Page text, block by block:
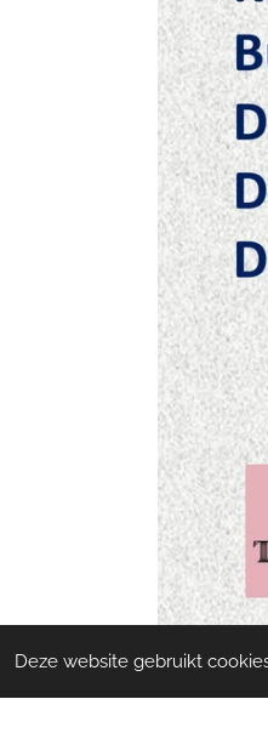
Deze website gebruikt